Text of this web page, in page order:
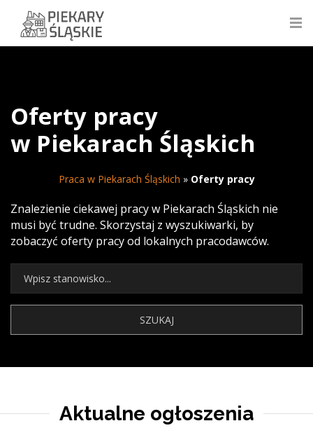
Oferty pracy
w Piekarach Śląskich
Praca w Piekarach Śląskich » Oferty pracy
Znalezienie ciekawej pracy w Piekarach Śląskich nie
musi być trudne. Skorzystaj z wyszukiwarki, by
zobaczyć oferty pracy od lokalnych pracodawców.
Aktualne ogłoszenia